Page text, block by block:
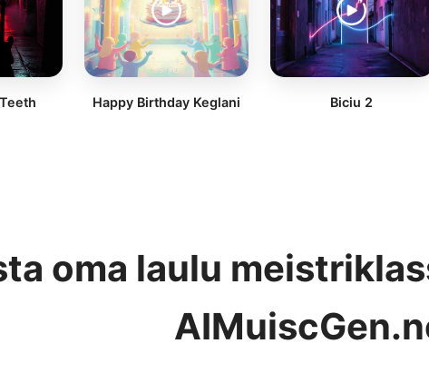
Happy Birthday Keglani Biciu 2
oma laulu